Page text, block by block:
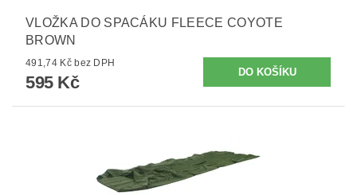
VLOŽKA DO SPACÁKU FLEECE COYOTE
BROWN
491,74 Kč bez DPH
595 Kč